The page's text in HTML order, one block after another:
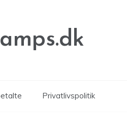
Privatlivspolitik